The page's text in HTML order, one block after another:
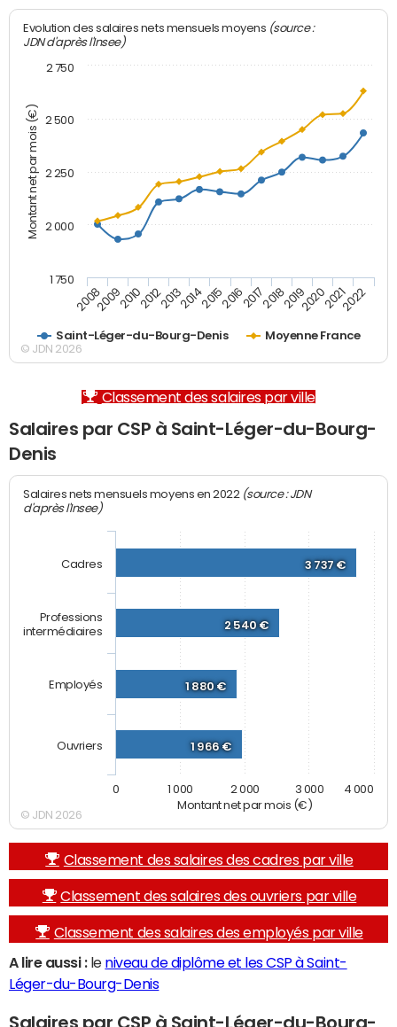
Montant net par mois (€)
Evolution des salaires nets mensuels moyens (source :
JDN d'après l'Insee)
Saint-Léger-du-Bourg-Denis Moyenne France
20082009201020122013201420152016201720182019202020212022
2 000
1 750
2 250
2 500
2 750
© JDN 2026
Classement des salaires par ville
Salaires par CSP à Saint-Léger-du-Bourg-
Denis
Montant net par mois (€)
Salaires nets mensuels moyens en 2022 (source : JDN
d'après l'Insee)
3 737 €
2 540 €
1 880 €
1 966 €
Cadres
Professions
intermédiaires
Employés
Ouvriers
0 1 000 2 000 3 000 4 000
© JDN 2026
Classement des salaires des cadres par ville
Classement des salaires des ouvriers par ville
Classement des salaires des employés par ville
A lire aussi :le niveau de diplôme et les CSP à Saint-
Léger-du-Bourg-Denis
Salaires par CSP à Saint-Léger-du-Bourg-